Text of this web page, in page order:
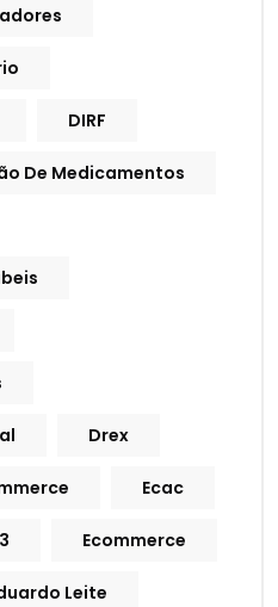
DIRF
De Medicamentos
Drex
Ecac
Ecommerce
Leite